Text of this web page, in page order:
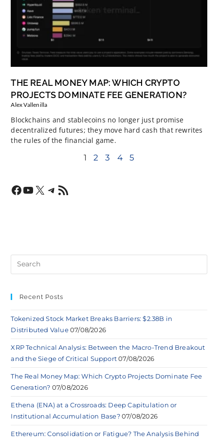
THE REAL MONEY MAP: WHICH CRYPTO
PROJECTS DOMINATE FEE GENERATION?
Alex Vallenilla
Blockchains and stablecoins no longer just promise
decentralized futures; they move hard cash that rewrites
the rules of the financial game.
1 2 3 4 5
Recent Posts
Tokenized Stock Market Breaks Barriers: $2.38B in
Distributed Value 07/08/2026
XRP Technical Analysis: Between the Macro-Trend Breakout
and the Siege of Critical Support 07/08/2026
The Real Money Map: Which Crypto Projects Dominate Fee
Generation? 07/08/2026
Ethena (ENA) at a Crossroads: Deep Capitulation or
Institutional Accumulation Base? 07/08/2026
Ethereum: Consolidation or Fatigue? The Analysis Behind